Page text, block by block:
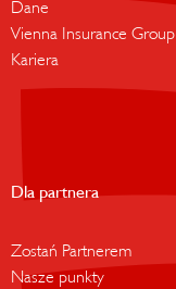
Dane
Vienna Insurance Group
Kariera
Dla partnera
Zostań Partnerem
Nasze punkty